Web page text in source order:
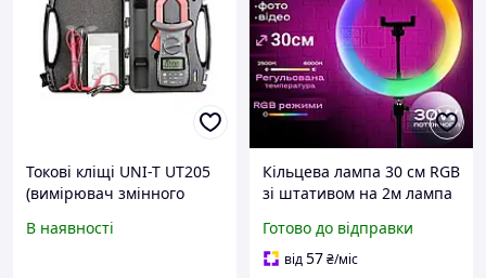
Токові кліщі UNI-T UT205
(вимірювач змінного
В наявності
Кільцева лампа 30 см RGB
зі штативом на 2м лампа
струму різнокольорова
лампа
Готово до відправки
від57₴/міс